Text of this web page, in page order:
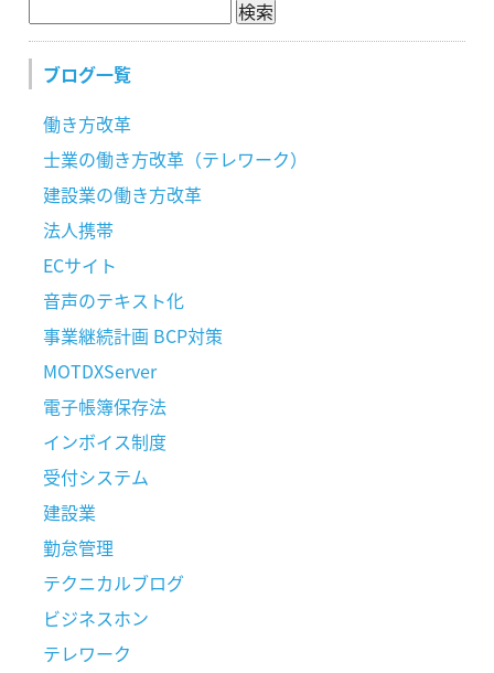
ブログ一覧
働き方改革
士業の働き方改革（テレワーク）
建設業の働き方改革
法人携帯
ECサイト
音声のテキスト化
事業継続計画 BCP対策
MOTDXServer
電子帳簿保存法
インボイス制度
受付システム
建設業
勤怠管理
テクニカルブログ
ビジネスホン
テレワーク